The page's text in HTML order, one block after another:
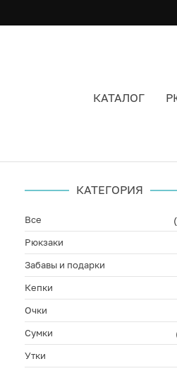
КАТАЛОГ
КАТЕГОРИЯ
Все
Рюкзаки
Забавы и подарки
Кепки
Очки
Сумки
Утки